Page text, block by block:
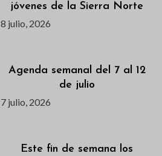
jóvenes de la Sierra Norte
8 julio, 2026
Agenda semanal del 7 al 12
de julio
7 julio, 2026
Este fin de semana los